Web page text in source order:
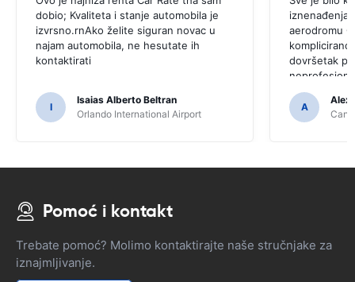
dobio; Kvaliteta i stanje automobila je
izvrsno.rnAko želite siguran novac u
najam automobila, ne hesutate ih
kontaktirati
I
Isaias Alberto Beltran
Orlando International Airport
aerodromu
dovršetak
A
Alex
Pomoć i kontakt
Trebate pomoć? Molimo kontaktirajte naše stručnjake za
iznajmljivanje.